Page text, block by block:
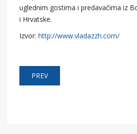
uglednim gostima i predavačima iz
i Hrvatske.
Izvor: http://www.vladazzh.com/
PREV